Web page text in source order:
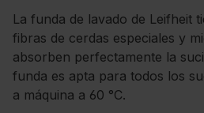
La funda de lavado de Leifheit
fibras de cerdas especiales y
absorben perfectamente la
funda es apta para todos los
a máquina a 60 °C.